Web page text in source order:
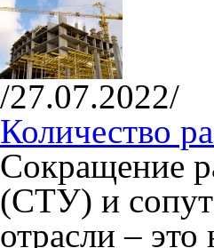
/27.07.2022/
Количество
Сокращение
(СТУ) и
отрасли –